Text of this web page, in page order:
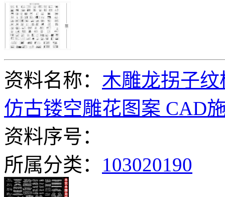
资料名称： 木雕龙拐子
仿古镂空雕花图案 CAD
资料序号：
所属分类： 103020190